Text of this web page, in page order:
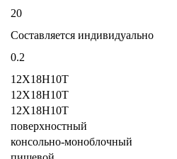
20
Составляется индивидуально
0.2
12Х18Н10Т
12Х18Н10Т
12Х18Н10Т
поверхностный
консольно-моноблочный